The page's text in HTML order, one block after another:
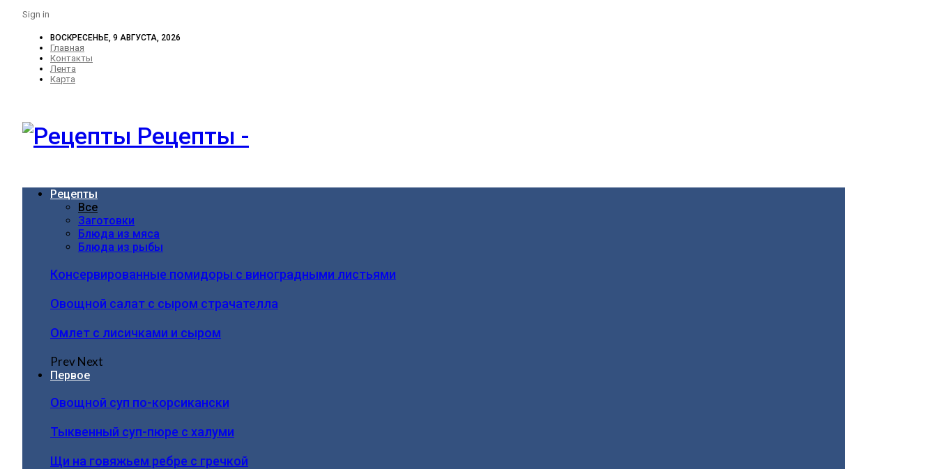
Sign in
ВОСКРЕСЕНЬЕ, 9 АВГУСТА, 2026
Главная
Контакты
Лента
Карта
Рецепты -
Рецепты
Все
Заготовки
Блюда из мяса
Блюда из рыбы
Консервированные помидоры с виноградными листьями
Овощной салат с сыром страчателла
Омлет с лисичками и сыром
PrevNext
Первое
Овощной суп по-корсикански
Тыквенный суп-пюре с халуми
Щи на говяжьем ребре с гречкой